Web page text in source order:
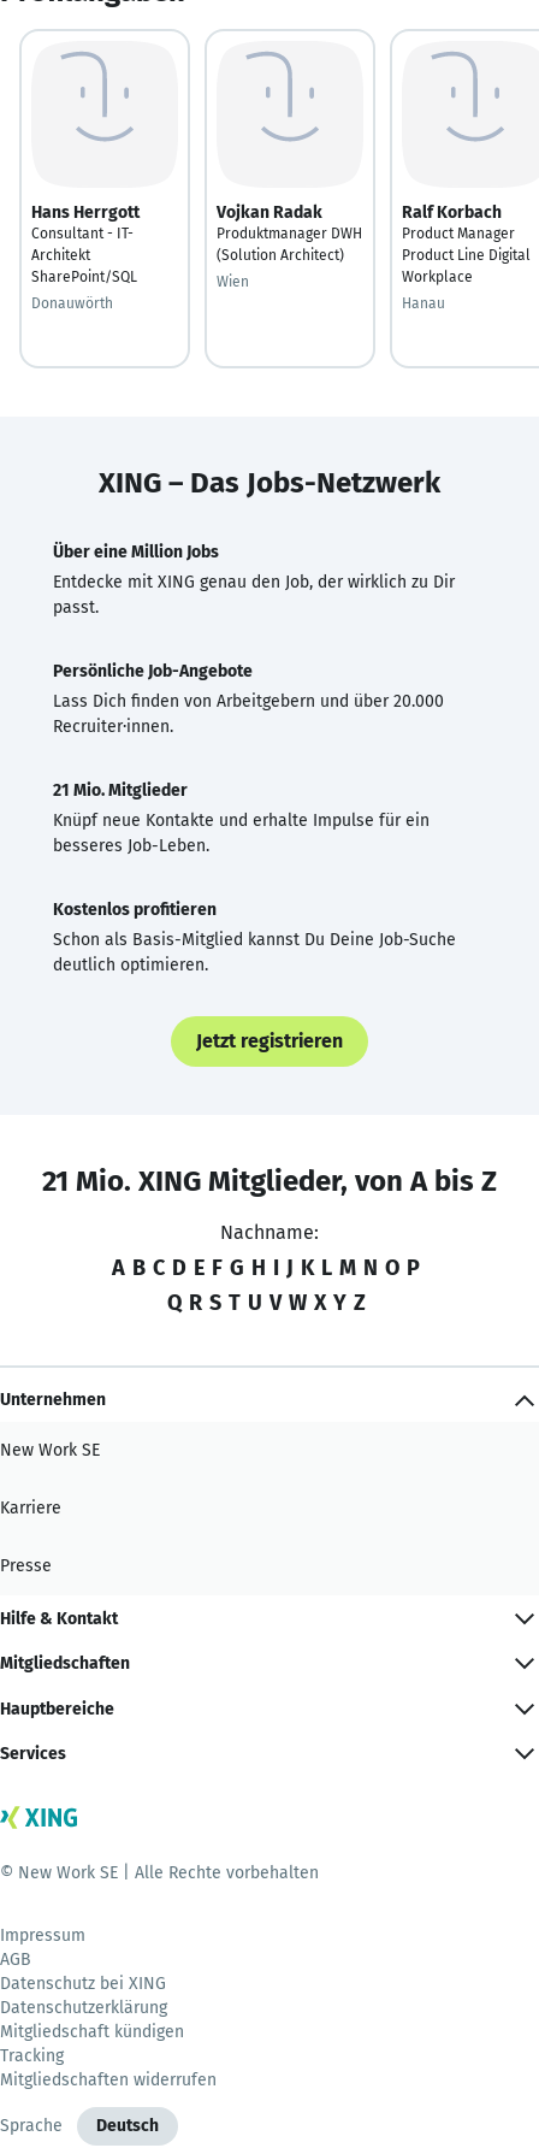
Hans Herrgott
Consultant - IT-
Architekt
SharePoint/SQL
Donauwörth
Vojkan Radak
Produktmanager DWH
(Solution Architect)
Wien
Ralf Korbach
Product Manager
Product Line Digital
Workplace
Hanau
XING – Das Jobs-Netzwerk
Über eine Million Jobs
Entdecke mit XING genau den Job, der wirklich zu Dir
passt.
Persönliche Job-Angebote
Lass Dich finden von Arbeitgebern und über 20.000
Recruiter·innen.
21 Mio. Mitglieder
Knüpf neue Kontakte und erhalte Impulse für ein
besseres Job-Leben.
Kostenlos profitieren
Schon als Basis-Mitglied kannst Du Deine Job-Suche
deutlich optimieren.
Jetzt registrieren
21 Mio. XING Mitglieder, von A bis Z
Nachname:
A B C D E F G H I J K L M N O P
Q R S T U V W X Y Z
Unternehmen
New Work SE
Karriere
Presse
Hilfe & Kontakt
Mitgliedschaften
Hauptbereiche
Services
© New Work SE | Alle Rechte vorbehalten
Impressum
AGB
Datenschutz bei XING
Datenschutzerklärung
Mitgliedschaft kündigen
Tracking
Mitgliedschaften widerrufen
Sprache Deutsch